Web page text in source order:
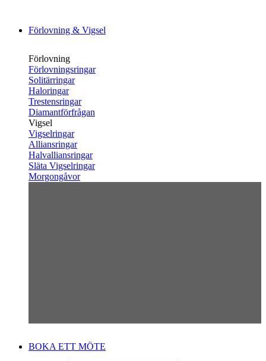
Förlovning & Vigsel
Förlovning
Förlovningsringar
Solitärringar
Haloringar
Trestensringar
Diamantförfrågan
Vigsel
Vigselringar
Alliansringar
Halvalliansringar
Släta Vigselringar
Morgongåvor
BOKA ETT MÖTE